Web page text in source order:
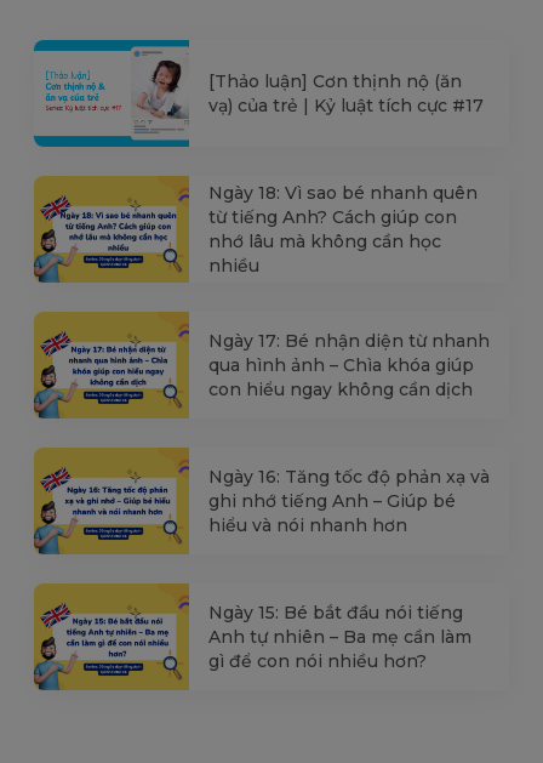
[Thảo luận] Cơn thịnh nộ (ăn
vạ) của trẻ | Kỷ luật tích cực #17
Ngày 18: Vì sao bé nhanh quên
từ tiếng Anh? Cách giúp con
nhớ lâu mà không cần học
nhiều
Ngày 17: Bé nhận diện từ nhanh
qua hình ảnh – Chìa khóa giúp
con hiểu ngay không cần dịch
Ngày 16: Tăng tốc độ phản xạ và
ghi nhớ tiếng Anh – Giúp bé
hiểu và nói nhanh hơn
Ngày 15: Bé bắt đầu nói tiếng
Anh tự nhiên – Ba mẹ cần làm
gì để con nói nhiều hơn?